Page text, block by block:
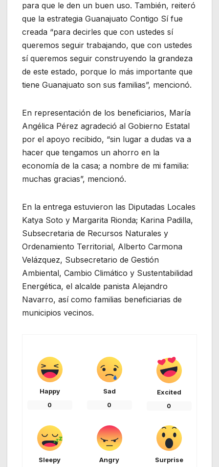
para que le den un buen uso. También, reiteró
que la estrategia Guanajuato Contigo Sí fue
creada “para decirles que con ustedes sí
queremos seguir trabajando, que con ustedes
sí queremos seguir construyendo la grandeza
de este estado, porque lo más importante que
tiene Guanajuato son sus familias”, mencionó.
En representación de los beneficiarios, María
Angélica Pérez agradeció al Gobierno Estatal
por el apoyo recibido, “sin lugar a dudas va a
hacer que tengamos un ahorro en la
economía de la casa; a nombre de mi familia:
muchas gracias”, mencionó.
En la entrega estuvieron las Diputadas Locales
Katya Soto y Margarita Rionda; Karina Padilla,
Subsecretaria de Recursos Naturales y
Ordenamiento Territorial, Alberto Carmona
Velázquez, Subsecretario de Gestión
Ambiental, Cambio Climático y Sustentabilidad
Energética, el alcalde panista Alejandro
Navarro, así como familias beneficiarias de
municipios vecinos.
Happy
0
Sad
0
Excited
0
Sleepy Angry Surprise